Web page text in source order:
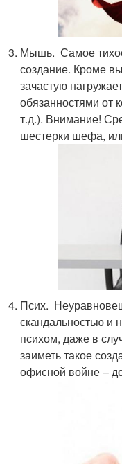
Мышь. Самое
создание. Кроме
зачастую
обязанностями от
т.д.). Внимание!
шестерки шефа,
Псих.
скандальностью и
психом, даже в
заиметь такое
офисной войне –